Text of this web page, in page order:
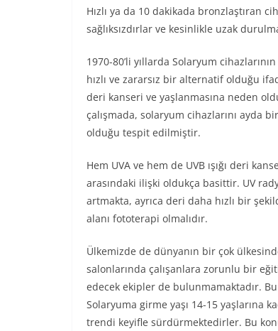
Hızlı ya da 10 dakikada bronzlaştıran
sağlıksızdırlar ve kesinlikle uzak
1970-80’li yıllarda Solaryum
hızlı ve zararsız bir alternatif olduğu
deri kanseri ve yaşlanmasına neden
çalışmada, solaryum cihazlarını ayda
olduğu tespit edilmiştir.
Hem UVA ve hem de UVB ışığı deri
arasındaki ilişki oldukça basittir. UV
artmakta, ayrıca deri daha hızlı bir
alanı fototerapi olmalıdır.
Ülkemizde de dünyanın bir çok
salonlarında çalışanlara zorunlu bir
edecek ekipler de bulunmamaktadır.
Solaryuma girme yaşı 14-15 yaşlarına
trendi keyifle sürdürmektedirler. Bu